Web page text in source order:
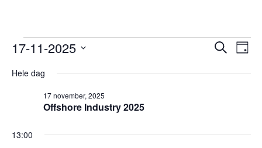
Evenementen
in
november,
2025
Zoeken
Dag
17-11-2025
een
datum.
Hele dag
Offshore Industry 2025
17 november, 2025
13:00